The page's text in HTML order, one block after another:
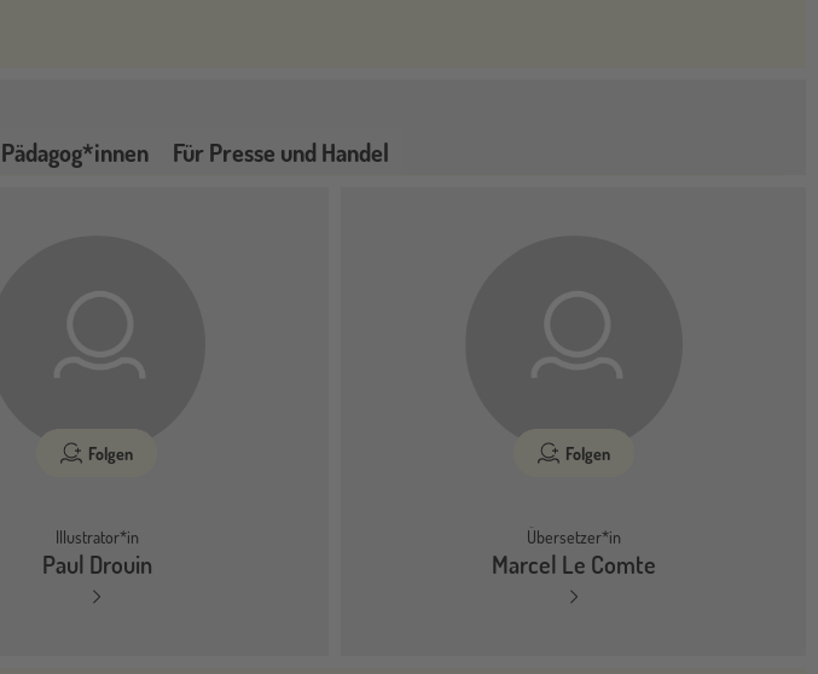
Für Presse und Handel
Folgen
Illustrator*in
Paul Drouin
Folgen
Übersetzer*in
Marcel Le Comte